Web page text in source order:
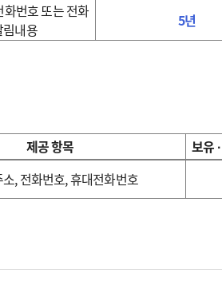
번호 또는 전화
림내용
5년
제공 항목
보유
, 전화번호, 휴대전화번호